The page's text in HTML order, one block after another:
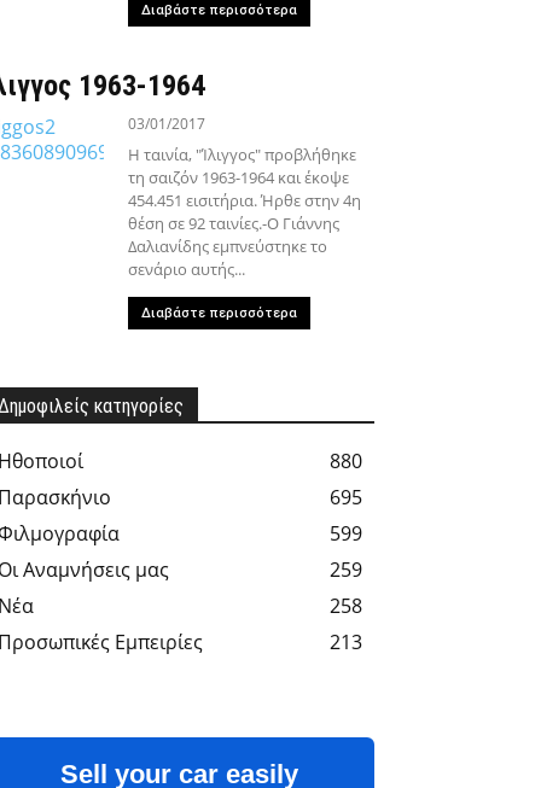
Διαβάστε περισσότερα
1963-1964
03/01/2017
Η ταινία, "Ίλιγγος" προβλήθηκε
τη σαιζόν 1963-1964 και έκοψε
454.451 εισιτήρια. Ήρθε στην 4η
θέση σε 92 ταινίες.-Ο Γιάννης
Δαλιανίδης εμπνεύστηκε το
σενάριο αυτής...
Διαβάστε περισσότερα
κατηγορίες
Hθοποιοί
880
Παρασκήνιο
695
599
Οι Αναμνήσεις μας
259
Νέα
258
Προσωπικές Εμπειρίες
213
Sell your car easily